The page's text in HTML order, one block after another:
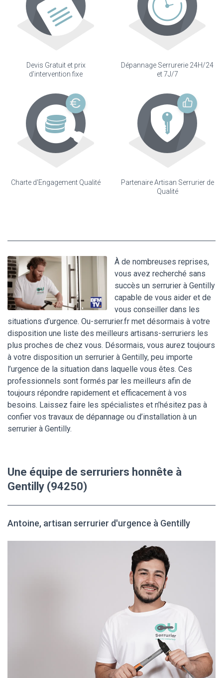
Devis Gratuit et prix
d'intervention fixe
Dépannage Serrurerie 24H/24
et 7J/7
Charte d'Engagement Qualité
Partenaire Artisan Serrurier de
Qualité
À de nombreuses reprises,
vous avez recherché sans
succès un serrurier à Gentilly
capable de vous aider et de
vous conseiller dans les
situations d’urgence. Ou-serrurier.fr met désormais à votre
disposition une liste des meilleurs artisans-serruriers les
plus proches de chez vous. Désormais, vous aurez toujours
à votre disposition un serrurier à Gentilly, peu importe
l’urgence de la situation dans laquelle vous êtes. Ces
professionnels sont formés par les meilleurs afin de
toujours répondre rapidement et efficacement à vos
besoins. Laissez faire les spécialistes et n’hésitez pas à
confier vos travaux de dépannage ou d’installation à un
serrurier à Gentilly.
Une équipe de serruriers honnête à
Gentilly (94250)
Antoine, artisan serrurier d'urgence à Gentilly